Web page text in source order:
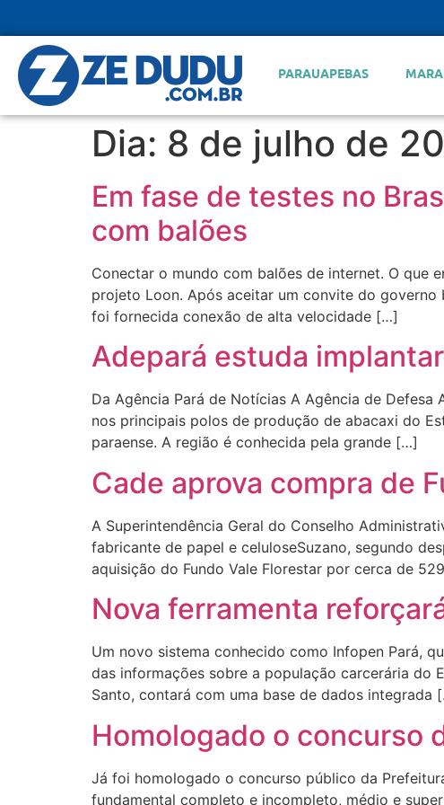
PARAUAPEBAS
Dia: 8 de julho de
Em fase de testes no
com balões
Conectar o mundo com balões de internet. O que
projeto Loon. Após aceitar um convite do governo
foi fornecida conexão de alta velocidade […]
Adepará estuda
Da Agência Pará de Notícias A Agência de
nos principais polos de produção de abacaxi do
paraense. A região é conhecida pela grande […]
Cade aprova compra de
A Superintendência Geral do Conselho
fabricante de papel e celuloseSuzano, segundo
aquisição do Fundo Vale Florestar por cerca de
Nova ferramenta
Um novo sistema conhecido como Infopen Pará,
das informações sobre a população carcerária do
Santo, contará com uma base de dados integrada
Homologado o concurso
Já foi homologado o concurso público da
fundamental completo e incompleto, médio e